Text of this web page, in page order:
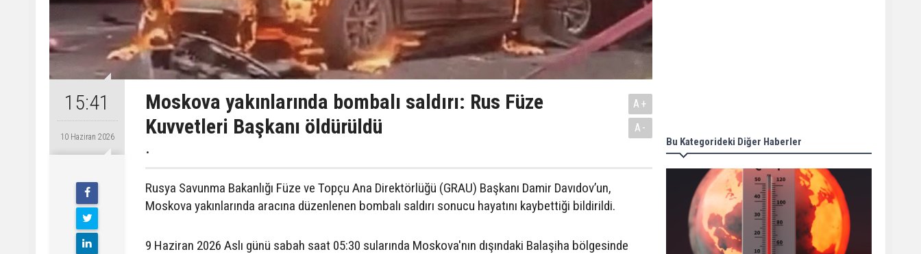
15:41
10 Haziran 2026
Moskova yakınlarında bombalı saldırı: Rus Füze
Kuvvetleri Başkanı öldürüldü
.
A+
A-
Rusya Savunma Bakanlığı Füze ve Topçu Ana Direktörlüğü (GRAU) Başkanı Damir Davıdov’un,
Moskova yakınlarında aracına düzenlenen bombalı saldırı sonucu hayatını kaybettiği bildirildi.
9 Haziran 2026 Aslı günü sabah saat 05:30 sularında Moskova'nın dışındaki Balaşiha bölgesinde
Bu Kategorideki Diğer Haberler